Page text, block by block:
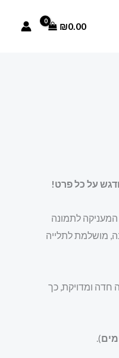
₪0.00
על כל פרט!
המעניקה לתמונה
מושלמת לתלייה
חדה ומדויקת, כך
).